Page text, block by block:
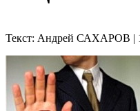
Текст: Андрей САХАРОВ |